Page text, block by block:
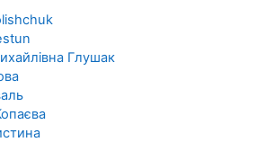
Глушак